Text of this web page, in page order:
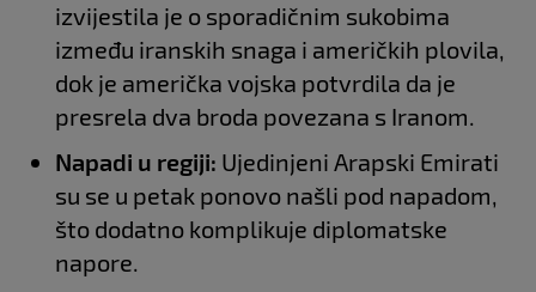
izvijestila je o sporadičnim sukobima
između iranskih snaga i američkih plovila,
dok je američka vojska potvrdila da je
presrela dva broda povezana s Iranom.
Napadi u regiji: Ujedinjeni Arapski Emirati
su se u petak ponovo našli pod napadom,
što dodatno komplikuje diplomatske
napore.